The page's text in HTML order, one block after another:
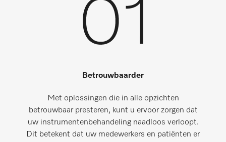
Betrouwbaarder
Met oplossingen die in alle opzichten
betrouwbaar presteren, kunt u ervoor zorgen dat
uw instrumentenbehandeling naadloos verloopt.
Dit betekent dat uw medewerkers en patiënten er